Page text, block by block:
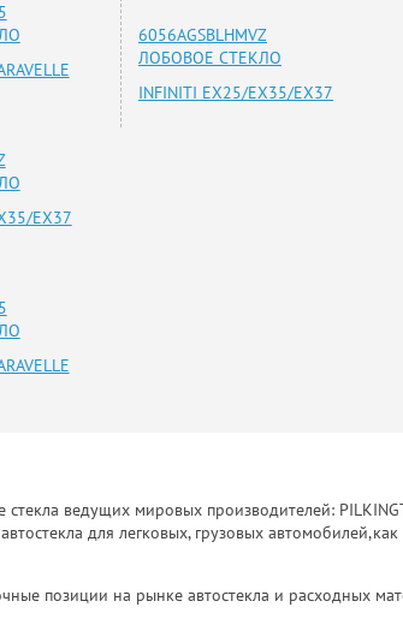
EX37
6056AGSBLHMVZ
ЛОБОВОЕ СТЕКЛО
INFINITI EX25/EX35/EX37
ведущих мировых производителей:
для легковых, грузовых
позиции на рынке автостекла и расходных